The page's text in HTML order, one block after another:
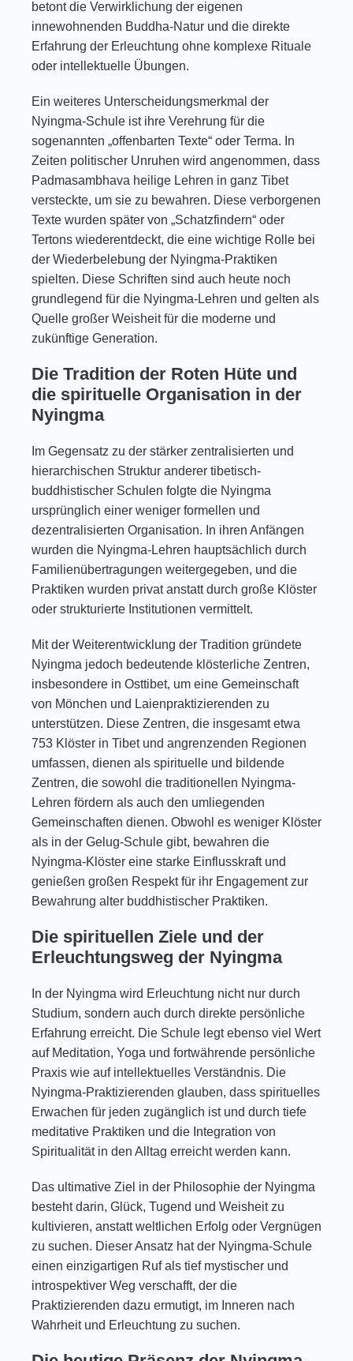
betont die Verwirklichung der eigenen
innewohnenden Buddha-Natur und die direkte
Erfahrung der Erleuchtung ohne komplexe Rituale
oder intellektuelle Übungen.
Ein weiteres Unterscheidungsmerkmal der
Nyingma-Schule ist ihre Verehrung für die
sogenannten „offenbarten Texte“ oder Terma. In
Zeiten politischer Unruhen wird angenommen, dass
Padmasambhava heilige Lehren in ganz Tibet
versteckte, um sie zu bewahren. Diese verborgenen
Texte wurden später von „Schatzfindern“ oder
Tertons wiederentdeckt, die eine wichtige Rolle bei
der Wiederbelebung der Nyingma-Praktiken
spielten. Diese Schriften sind auch heute noch
grundlegend für die Nyingma-Lehren und gelten als
Quelle großer Weisheit für die moderne und
zukünftige Generation.
Die Tradition der Roten Hüte und
die spirituelle Organisation in der
Nyingma
Im Gegensatz zu der stärker zentralisierten und
hierarchischen Struktur anderer tibetisch-
buddhistischer Schulen folgte die Nyingma
ursprünglich einer weniger formellen und
dezentralisierten Organisation. In ihren Anfängen
wurden die Nyingma-Lehren hauptsächlich durch
Familienübertragungen weitergegeben, und die
Praktiken wurden privat anstatt durch große Klöster
oder strukturierte Institutionen vermittelt.
Mit der Weiterentwicklung der Tradition gründete
Nyingma jedoch bedeutende klösterliche Zentren,
insbesondere in Osttibet, um eine Gemeinschaft
von Mönchen und Laienpraktizierenden zu
unterstützen. Diese Zentren, die insgesamt etwa
753 Klöster in Tibet und angrenzenden Regionen
umfassen, dienen als spirituelle und bildende
Zentren, die sowohl die traditionellen Nyingma-
Lehren fördern als auch den umliegenden
Gemeinschaften dienen. Obwohl es weniger Klöster
als in der Gelug-Schule gibt, bewahren die
Nyingma-Klöster eine starke Einflusskraft und
genießen großen Respekt für ihr Engagement zur
Bewahrung alter buddhistischer Praktiken.
Die spirituellen Ziele und der
Erleuchtungsweg der Nyingma
In der Nyingma wird Erleuchtung nicht nur durch
Studium, sondern auch durch direkte persönliche
Erfahrung erreicht. Die Schule legt ebenso viel Wert
auf Meditation, Yoga und fortwährende persönliche
Praxis wie auf intellektuelles Verständnis. Die
Nyingma-Praktizierenden glauben, dass spirituelles
Erwachen für jeden zugänglich ist und durch tiefe
meditative Praktiken und die Integration von
Spiritualität in den Alltag erreicht werden kann.
Das ultimative Ziel in der Philosophie der Nyingma
besteht darin, Glück, Tugend und Weisheit zu
kultivieren, anstatt weltlichen Erfolg oder Vergnügen
zu suchen. Dieser Ansatz hat der Nyingma-Schule
einen einzigartigen Ruf als tief mystischer und
introspektiver Weg verschafft, der die
Praktizierenden dazu ermutigt, im Inneren nach
Wahrheit und Erleuchtung zu suchen.